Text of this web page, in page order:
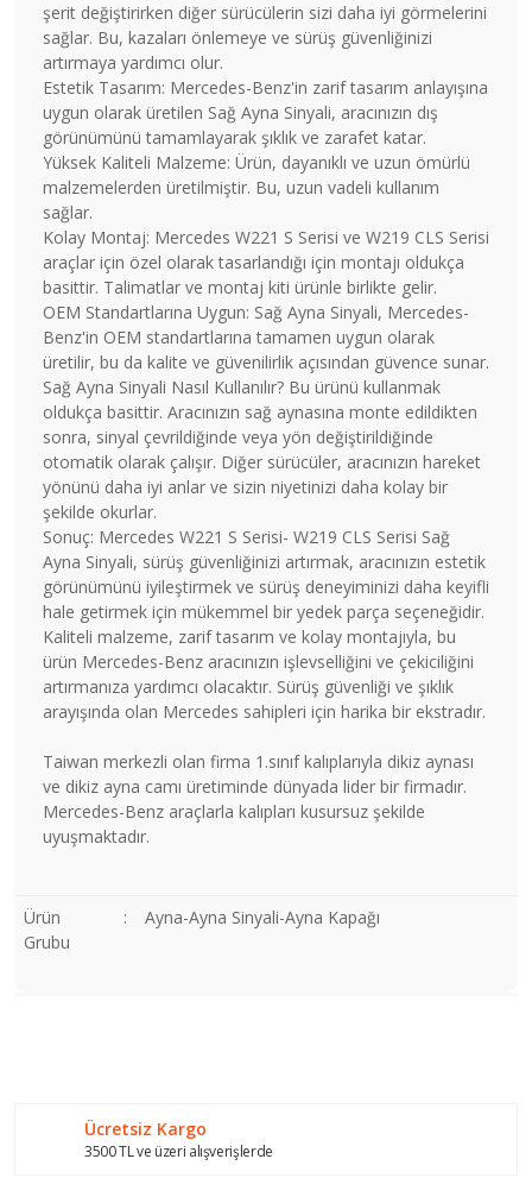
şerit değiştirirken diğer sürücülerin sizi daha iyi görmelerini
sağlar. Bu, kazaları önlemeye ve sürüş güvenliğinizi
artırmaya yardımcı olur.
Estetik Tasarım: Mercedes-Benz'in zarif tasarım anlayışına
uygun olarak üretilen Sağ Ayna Sinyali, aracınızın dış
görünümünü tamamlayarak şıklık ve zarafet katar.
Yüksek Kaliteli Malzeme: Ürün, dayanıklı ve uzun ömürlü
malzemelerden üretilmiştir. Bu, uzun vadeli kullanım
sağlar.
Kolay Montaj: Mercedes W221 S Serisi ve W219 CLS Serisi
araçlar için özel olarak tasarlandığı için montajı oldukça
basittir. Talimatlar ve montaj kiti ürünle birlikte gelir.
OEM Standartlarına Uygun: Sağ Ayna Sinyali, Mercedes-
Benz'in OEM standartlarına tamamen uygun olarak
üretilir, bu da kalite ve güvenilirlik açısından güvence sunar.
Sağ Ayna Sinyali Nasıl Kullanılır? Bu ürünü kullanmak
oldukça basittir. Aracınızın sağ aynasına monte edildikten
sonra, sinyal çevrildiğinde veya yön değiştirildiğinde
otomatik olarak çalışır. Diğer sürücüler, aracınızın hareket
yönünü daha iyi anlar ve sizin niyetinizi daha kolay bir
şekilde okurlar.
Sonuç: Mercedes W221 S Serisi- W219 CLS Serisi Sağ
Ayna Sinyali, sürüş güvenliğinizi artırmak, aracınızın estetik
görünümünü iyileştirmek ve sürüş deneyiminizi daha keyifli
hale getirmek için mükemmel bir yedek parça seçeneğidir.
Kaliteli malzeme, zarif tasarım ve kolay montajıyla, bu
ürün Mercedes-Benz aracınızın işlevselliğini ve çekiciliğini
artırmanıza yardımcı olacaktır. Sürüş güvenliği ve şıklık
arayışında olan Mercedes sahipleri için harika bir ekstradır.
Taiwan merkezli olan firma 1.sınıf kalıplarıyla dikiz aynası
ve dikiz ayna camı üretiminde dünyada lider bir firmadır.
Mercedes-Benz araçlarla kalıpları kusursuz şekilde
uyuşmaktadır.
Ürün
Grubu
: Ayna-Ayna Sinyali-Ayna Kapağı
Ürün resmi kalitesiz, bozuk veya görüntülenemiyor.
Ücretsiz Kargo
3500 TL ve üzeri alışverişlerde